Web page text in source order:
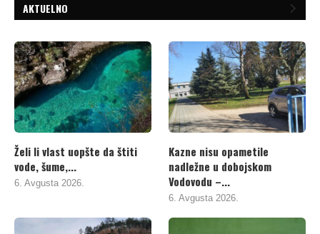
AKTUELNO
Želi li vlast uopšte da štiti
vode, šume,...
6. Avgusta 2026.
Kazne nisu opametile
nadležne u dobojskom
Vodovodu –...
6. Avgusta 2026.